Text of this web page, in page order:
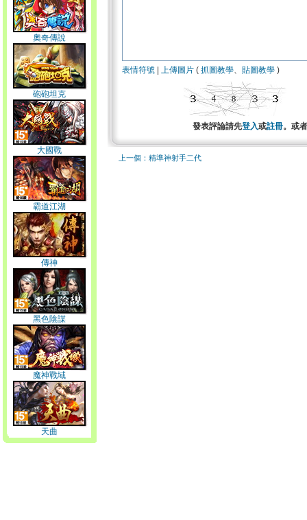
奧奇傳說
砲砲坦克
大國戰
霸道江湖
傳神
黑色陰謀
魔神戰域
天曲
表情符號 上傳圖片 ( 抓圖教學、 貼圖教學 )
發表評論請先登入或註冊。或
上一個：精準神射手二代